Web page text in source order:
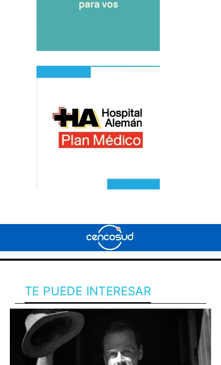
TE PUEDE INTERESAR